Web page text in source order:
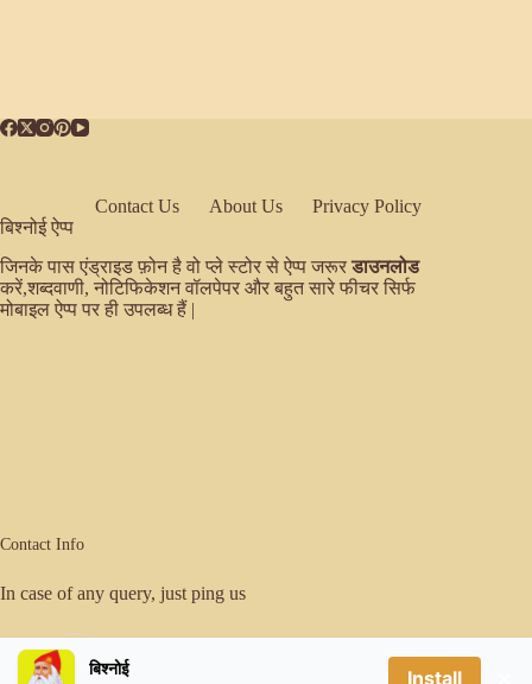
Contact Us About Us
Privacy Policy
बिश्नोई ऐप्प
जिनके पास एंड्राइड फ़ोन है वो प्ले स्टोर से ऐप्प जरूरडाउनलोड
करें,शब्दवाणी, नोटिफिकेशन वॉलपेपर और बहुत सारे फीचर सिर्फ
मोबाइल ऐप्प पर ही उपलब्ध हैं |
Contact Info
In case of any query, just ping us
er.sanjeevbishnoi@gmail.com
बिश्नोई Install